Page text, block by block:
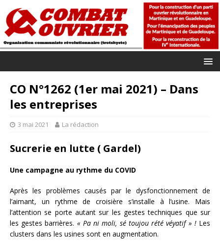
CO N°1262 (1er mai 2021) – Dans
les entreprises
3 mai 2021 La rédaction
Sucrerie en lutte ( Gardel)
Une campagne au rythme du COVID
Après les problèmes causés par le dysfonctionnement de
l’aimant, un rythme de croisière s’installe à l’usine. Mais
l’attention se porte autant sur les gestes techniques que sur
les gestes barrières. « Pa ni moli, sé toujou rété véyatif » ! Les
clusters dans les usines sont en augmentation.